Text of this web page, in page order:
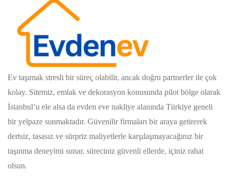
Ev taşımak stresli bir süreç olabilir, ancak doğru partnerler ile çok
kolay. Sitemiz, emlak ve dekorasyon konusunda pilot bölge olarak
İstanbul’u ele alsa da evden eve nakliye alanında Türkiye geneli
bir yelpaze sunmaktadır. Güvenilir firmaları bir araya getirerek
dertsiz, tasasız ve sürpriz maliyetlerle karşılaşmayacağınız bir
taşınma deneyimi sunar. süreciniz güvenli ellerde, içiniz rahat
olsun.